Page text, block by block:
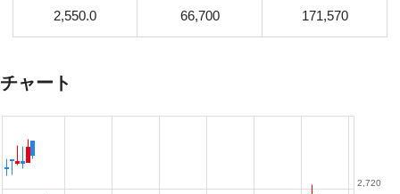
2,550.0 66,700 171,570
チャート
2,720